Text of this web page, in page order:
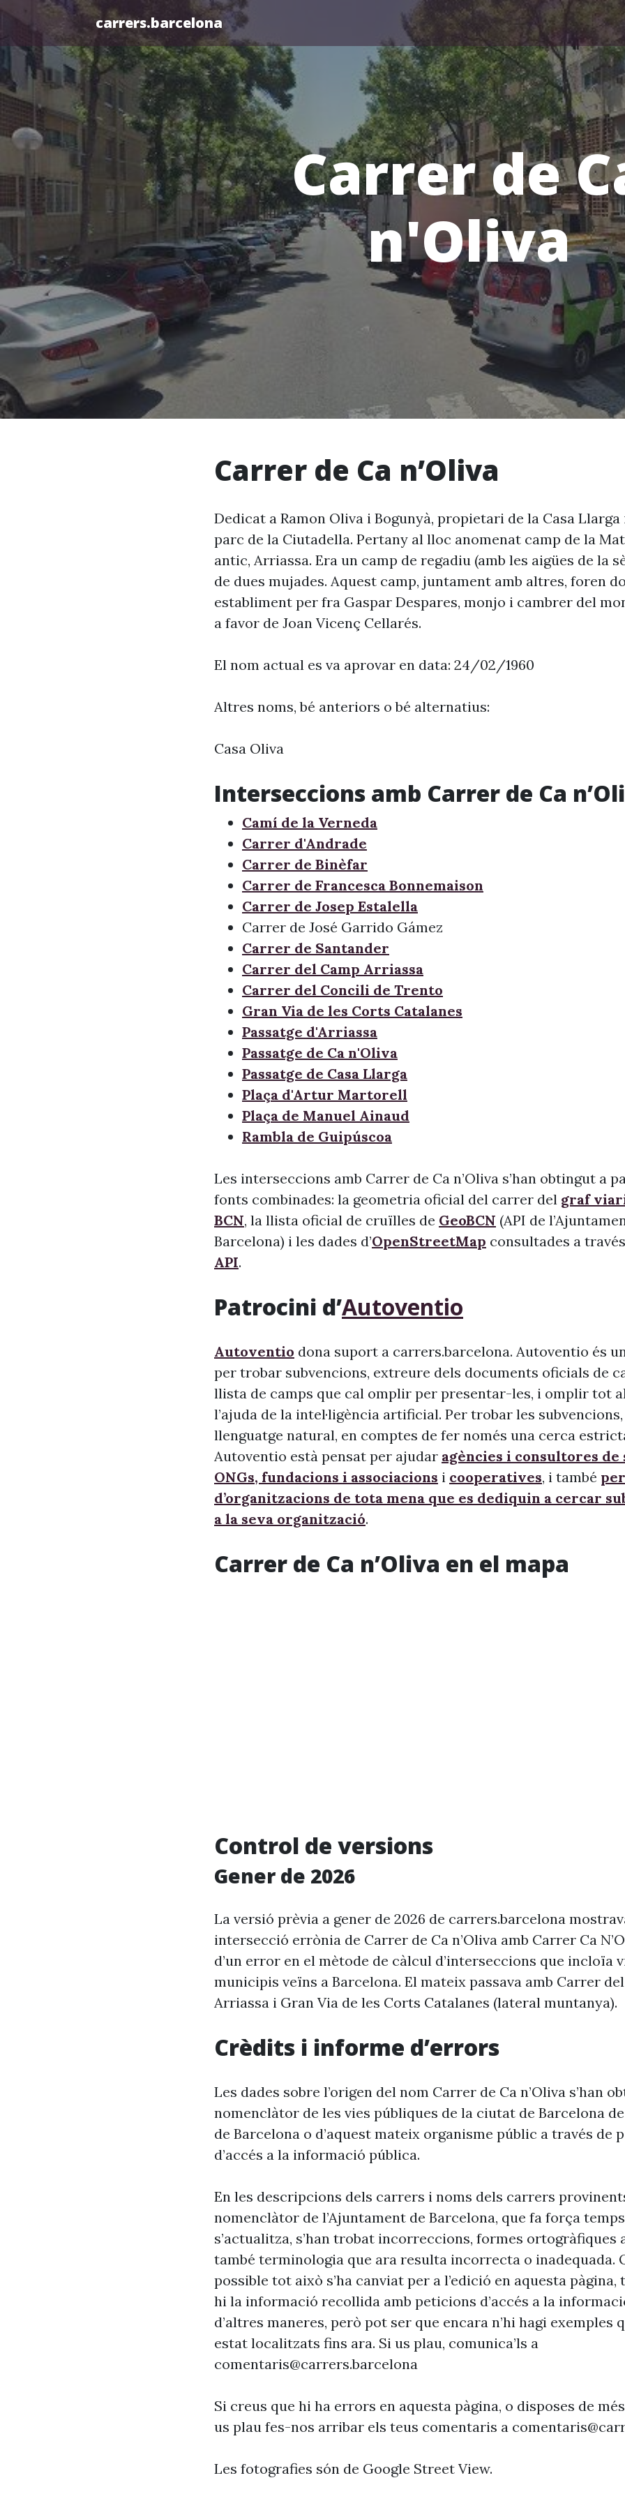
carrers.barcelona
Carrer de
n'Oliva
Carrer de Ca n’Oliva
Dedicat a Ramon Oliva i Bogunyà, propietari de la Casa
parc de la Ciutadella. Pertany al lloc anomenat camp de la
antic, Arriassa. Era un camp de regadiu (amb les aigües de la
de dues mujades. Aquest camp, juntament amb altres, foren
establiment per fra Gaspar Despares, monjo i cambrer del
a favor de Joan Vicenç Cellarés.
El nom actual es va aprovar en data: 24/02/1960
Altres noms, bé anteriors o bé alternatius:
Casa Oliva
Interseccions amb Carrer de Ca
Camí de la Verneda
Carrer d'Andrade
Carrer de Binèfar
Carrer de Francesca Bonnemaison
Carrer de Josep Estalella
Carrer de José Garrido Gámez
Carrer de Santander
Carrer del Camp Arriassa
Carrer del Concili de Trento
Gran Via de les Corts Catalanes
Passatge d'Arriassa
Passatge de Ca n'Oliva
Passatge de Casa Llarga
Plaça d'Artur Martorell
Plaça de Manuel Ainaud
Rambla de Guipúscoa
Les interseccions amb Carrer de Ca n’Oliva s’han obtingut a
fonts combinades: la geometria oficial del carrer del graf viari
BCN, la llista oficial de cruïlles de GeoBCN (API de
Barcelona) i les dades d’OpenStreetMap consultades a través
API.
Patrocini d’Autoventio
Autoventio dona suport a carrers.barcelona. Autoventio és
per trobar subvencions, extreure dels documents oficials de
llista de camps que cal omplir per presentar-les, i omplir tot
l’ajuda de la intel·ligència artificial. Per trobar les
llenguatge natural, en comptes de fer només una cerca
Autoventio està pensat per ajudar agències i consultores de
ONGs, fundacions i associacions i cooperatives, i també
d’organitzacions de tota mena que es dediquin a cercar
a la seva organització.
Carrer de Ca n’Oliva en el mapa
Control de versions
Gener de 2026
La versió prèvia a gener de 2026 de carrers.barcelona
intersecció errònia de Carrer de Ca n’Oliva amb Carrer Ca
d’un error en el mètode de càlcul d’interseccions que incloïa
municipis veïns a Barcelona. El mateix passava amb Carrer
Arriassa i Gran Via de les Corts Catalanes (lateral muntanya).
Crèdits i informe d’errors
Les dades sobre l’origen del nom Carrer de Ca n’Oliva s’han
nomenclàtor de les vies públiques de la ciutat de Barcelona
de Barcelona o d’aquest mateix organisme públic a través de
d’accés a la informació pública.
En les descripcions dels carrers i noms dels carrers
nomenclàtor de l’Ajuntament de Barcelona, que fa força
s’actualitza, s’han trobat incorreccions, formes ortogràfiques
també terminologia que ara resulta incorrecta o inadequada.
possible tot això s’ha canviat per a l’edició en aquesta
hi la informació recollida amb peticions d’accés a la
d’altres maneres, però pot ser que encara n’hi hagi exemples
estat localitzats fins ara. Si us plau, comunica’ls a
comentaris@carrers.barcelona
Si creus que hi ha errors en aquesta pàgina, o disposes de
us plau fes-nos arribar els teus comentaris a
Les fotografies són de Google Street View.